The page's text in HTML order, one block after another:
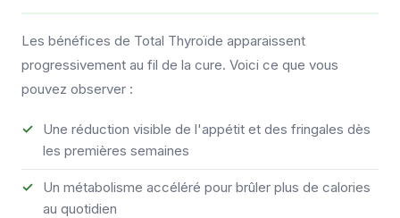
Les bénéfices de Total Thyroïde apparaissent
progressivement au fil de la cure. Voici ce que vous
pouvez observer :
Une réduction visible de l'appétit et des fringales dès
les premières semaines
Un métabolisme accéléré pour brûler plus de calories
au quotidien